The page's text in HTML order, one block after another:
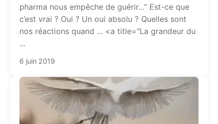
pharma nous empêche de guérir…” Est-ce que
c’est vrai ? Oui ? Un oui absolu ? Quelles sont
nos réactions quand ... <a title="La grandeur du
...
6 juin 2019